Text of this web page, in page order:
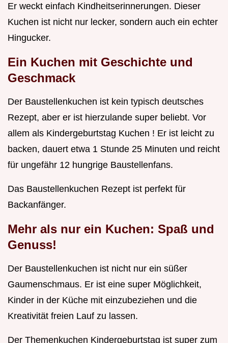
Er weckt einfach Kindheitserinnerungen. Dieser
Kuchen ist nicht nur lecker, sondern auch ein echter
Hingucker.
Ein Kuchen mit Geschichte und
Geschmack
Der Baustellenkuchen ist kein typisch deutsches
Rezept, aber er ist hierzulande super beliebt. Vor
allem als Kindergeburtstag Kuchen ! Er ist leicht zu
backen, dauert etwa 1 Stunde 25 Minuten und reicht
für ungefähr 12 hungrige Baustellenfans.
Das Baustellenkuchen Rezept ist perfekt für
Backanfänger.
Mehr als nur ein Kuchen: Spaß und
Genuss!
Der Baustellenkuchen ist nicht nur ein süßer
Gaumenschmaus. Er ist eine super Möglichkeit,
Kinder in der Küche mit einzubeziehen und die
Kreativität freien Lauf zu lassen.
Der Themenkuchen Kindergeburtstag ist super zum